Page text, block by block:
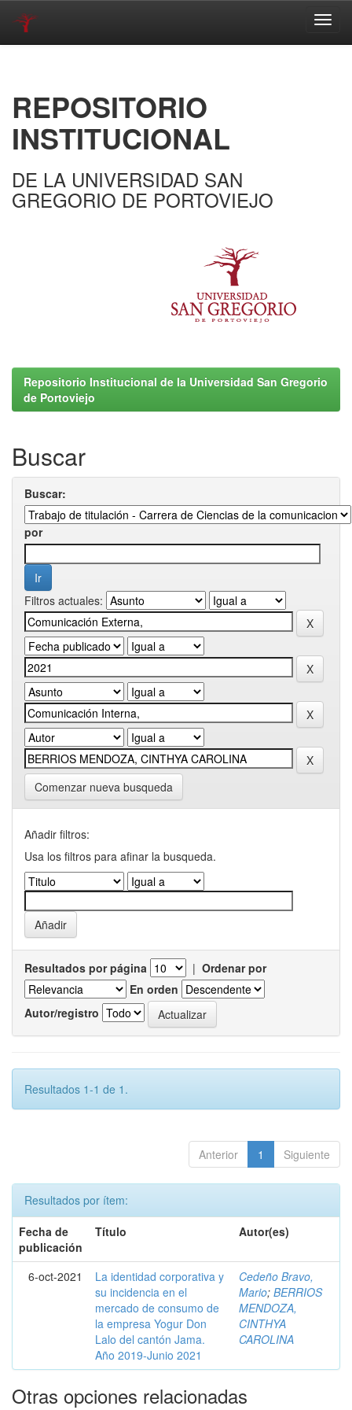
REPOSITORIO
INSTITUCIONAL
DE LA UNIVERSIDAD SAN
GREGORIO DE PORTOVIEJO
Repositorio Institucional de la Universidad San Gregorio
de Portoviejo
Buscar
Buscar:
por
Filtros actuales:
Comenzar nueva busqueda
Añadir filtros:
Usa los filtros para afinar la busqueda.
Resultados por página | Ordenar por
En orden
Autor/registro
Resultados 1-1 de 1.
Anterior 1 Siguiente
Resultados por ítem:
Fecha de
publicación
Título Autor(es)
6-oct-2021
La identidad corporativa y
su incidencia en el
mercado de consumo de
la empresa Yogur Don
Lalo del cantón Jama.
Año 2019-Junio 2021
Cedeño Bravo,
Mario; BERRIOS
MENDOZA,
CINTHYA
CAROLINA
Otras opciones relacionadas